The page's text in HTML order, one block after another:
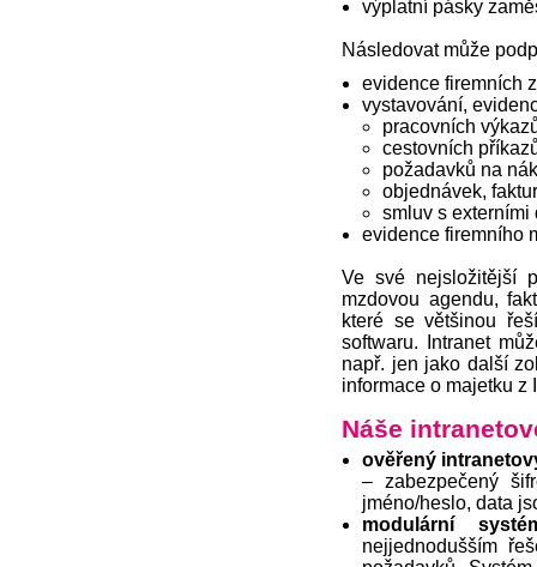
výplatní pásky
Následovat může
evidence firemních
vystavování,
pracovních
cestovních
požadavků na
objednávek,
smluv s externími
evidence firemního
Ve své nejsložitější
mzdovou agendu,
které se většinou
softwaru. Intranet
např. jen jako další
informace o majetku z
Náše
ověřený
– zabezpečený
jméno/heslo, data
modulární
nejjednodušším